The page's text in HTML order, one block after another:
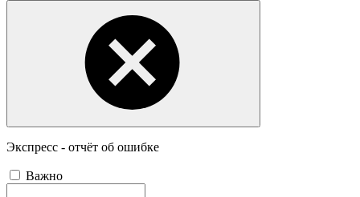
Экспресс - отчёт об ошибке
Важно